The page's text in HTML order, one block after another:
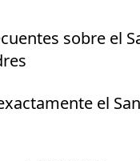
sobre el
el